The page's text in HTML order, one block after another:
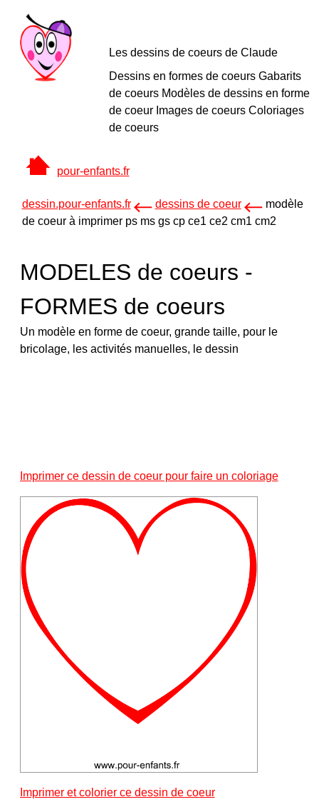
Les dessins de coeurs de Claude
Dessins en formes de coeurs Gabarits
de coeurs Modèles de dessins en forme
de coeur Images de coeurs Coloriages
de coeurs
pour-enfants.fr
dessin.pour-enfants.fr dessins de coeur
modèle
de coeur à imprimer ps ms gs cp ce1 ce2 cm1 cm2
MODELES de coeurs -
FORMES de coeurs
Un modèle en forme de coeur, grande taille, pour le
bricolage, les activités manuelles, le dessin
Imprimer ce dessin de coeur pour faire un coloriage
Imprimer et colorier ce dessin de coeur